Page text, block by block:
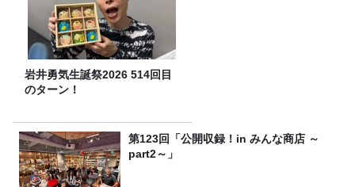
岩井勇気生誕祭2026 514回目
のターン！
第123回「公開収録！in みんな商店 ～
part2～」